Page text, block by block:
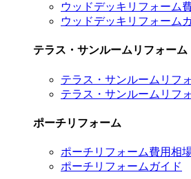
ウッドデッキリフォーム
ウッドデッキリフォーム
テラス・サンルームリフォーム
テラス・サンルームリフ
テラス・サンルームリフ
ポーチリフォーム
ポーチリフォーム費用相
ポーチリフォームガイド